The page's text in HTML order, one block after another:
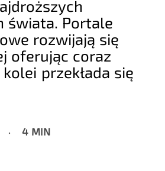
świata. Portale
rozwijają się
oferując coraz
przekłada się
4 MIN